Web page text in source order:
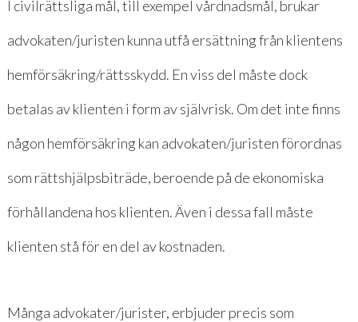
I civilrättsliga mål, till exempel vårdnadsmål, brukar
advokaten/juristen kunna utfå ersättning från klientens
hemförsäkring/rättsskydd. En viss del måste dock
betalas av klienten i form av självrisk. Om det inte finns
någon hemförsäkring kan advokaten/juristen förordnas
som rättshjälpsbiträde, beroende på de ekonomiska
förhållandena hos klienten. Även i dessa fall måste
klienten stå för en del av kostnaden.
Många advokater/jurister, erbjuder precis som